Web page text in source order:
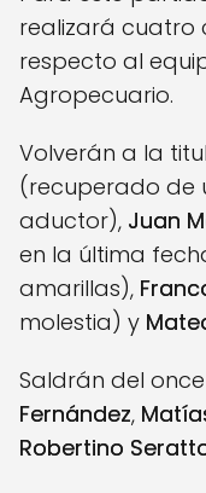
realizará cuatro
respecto al
Agropecuario.
Volverán a la
(recuperado de
aductor), Juan
en la última
amarillas),
molestia) y
Saldrán del
Fernández,
Robertino